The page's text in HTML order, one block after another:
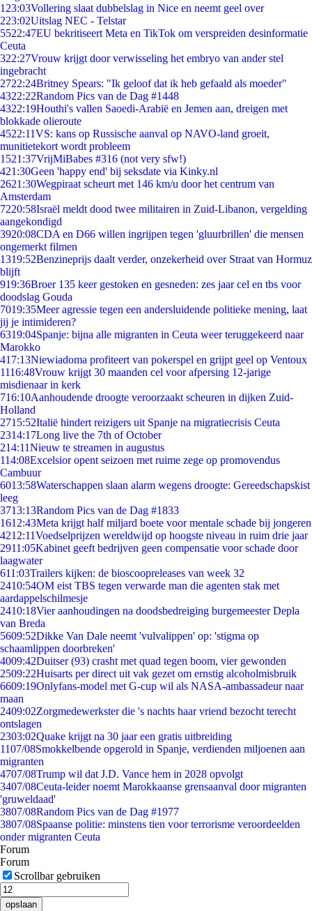
1 23:03Vollering slaat dubbelslag in Nice en neemt geel over
223:02Uitslag NEC - Telstar
5522:47EU bekritiseert Meta en TikTok om verspreiden desinformatie
Ceuta
322:27Vrouw krijgt door verwisseling het embryo van ander stel
ingebracht
2722:24Britney Spears: "Ik geloof dat ik heb gefaald als moeder"
4322:22Random Pics van de Dag #1448
4322:19Houthi's vallen Saoedi-Arabië en Jemen aan, dreigen met
blokkade olieroute
4522:11VS: kans op Russische aanval op NAVO-land groeit,
munitietekort wordt probleem
1521:37VrijMiBabes #316 (not very sfw!)
421:30Geen 'happy end' bij seksdate via Kinky.nl
2621:30Wegpiraat scheurt met 146 km/u door het centrum van
Amsterdam
7220:58Israël meldt dood twee militairen in Zuid-Libanon, vergelding
aangekondigd
3920:08CDA en D66 willen ingrijpen tegen 'gluurbrillen' die mensen
ongemerkt filmen
1319:52Benzineprijs daalt verder, onzekerheid over Straat van Hormuz
blijft
919:36Broer 135 keer gestoken en gesneden: zes jaar cel en tbs voor
doodslag Gouda
7019:35Meer agressie tegen een andersluidende politieke mening, laat
jij je intimideren?
6319:04Spanje: bijna alle migranten in Ceuta weer teruggekeerd naar
Marokko
417:13Niewiadoma profiteert van pokerspel en grijpt geel op Ventoux
1116:48Vrouw krijgt 30 maanden cel voor afpersing 12-jarige
misdienaar in kerk
716:10Aanhoudende droogte veroorzaakt scheuren in dijken Zuid-
Holland
2715:52Italië hindert reizigers uit Spanje na migratiecrisis Ceuta
2314:17Long live the 7th of October
214:11Nieuw te streamen in augustus
114:08Excelsior opent seizoen met ruime zege op promovendus
Cambuur
6013:58Waterschappen slaan alarm wegens droogte: Gereedschapskist
leeg
3713:13Random Pics van de Dag #1833
1612:43Meta krijgt half miljard boete voor mentale schade bij jongeren
4212:11Voedselprijzen wereldwijd op hoogste niveau in ruim drie jaar
2911:05Kabinet geeft bedrijven geen compensatie voor schade door
laagwater
611:03Trailers kijken: de bioscoopreleases van week 32
2410:54OM eist TBS tegen verwarde man die agenten stak met
aardappelschilmesje
2410:18Vier aanhoudingen na doodsbedreiging burgemeester Depla
van Breda
5609:52Dikke Van Dale neemt 'vulvalippen' op: 'stigma op
schaamlippen doorbreken'
4009:42Duitser (93) crasht met quad tegen boom, vier gewonden
2509:22Huisarts per direct uit vak gezet om ernstig alcoholmisbruik
6609:19Onlyfans-model met G-cup wil als NASA-ambassadeur naar
maan
2409:02Zorgmedewerkster die 's nachts haar vriend bezocht terecht
ontslagen
2303:02Quake krijgt na 30 jaar een gratis uitbreiding
1107/08Smokkelbende opgerold in Spanje, verdienden miljoenen aan
migranten
4707/08Trump wil dat J.D. Vance hem in 2028 opvolgt
3407/08Ceuta-leider noemt Marokkaanse grensaanval door migranten
'gruweldaad'
3807/08Random Pics van de Dag #1977
3807/08Spaanse politie: minstens tien voor terrorisme veroordeelden
onder migranten Ceuta
Forum
Forum
Scrollbar gebruiken
opslaan